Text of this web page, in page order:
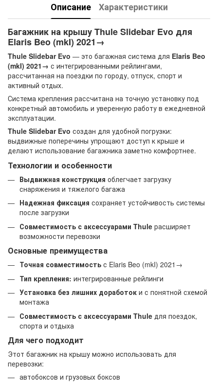
Описание
Характеристики
Багажник на крышу Thule Slidebar Evo для
Elaris Beo (mkI) 2021→
Thule Slidebar Evo — это багажная система для Elaris Beo
(mkI) 2021→ с интегрированными рейлингами,
рассчитанная на поездки по городу, отпуск, спорт и
активный отдых.
Система крепления рассчитана на точную установку под
конкретный автомобиль и уверенную работу в ежедневной
эксплуатации.
Thule Slidebar Evo создан для удобной погрузки:
выдвижные поперечины упрощают доступ к крыше и
делают использование багажника заметно комфортнее.
Технологии и особенности
Выдвижная конструкция облегчает загрузку
снаряжения и тяжелого багажа
Надежная фиксация сохраняет устойчивость системы
после загрузки
Совместимость с аксессуарами Thule расширяет
возможности перевозки
Основные преимущества
Точная совместимость с Elaris Beo (mkI) 2021→
Тип крепления: интегрированные рейлинги
Установка без лишних доработок и с понятной схемой
монтажа
Совместимость с аксессуарами Thule для поездок,
спорта и отдыха
Для чего подходит
Этот багажник на крышу можно использовать для
перевозки:
автобоксов и грузовых боксов